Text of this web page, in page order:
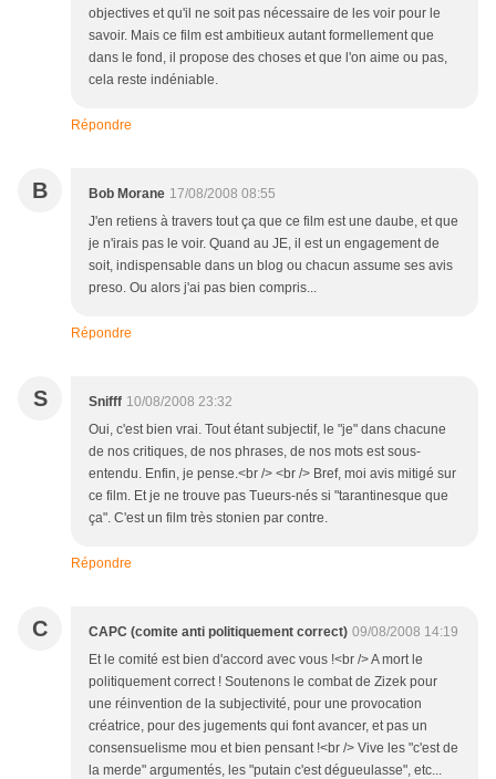
objectives et qu'il ne soit pas nécessaire de les voir pour le
savoir. Mais ce film est ambitieux autant formellement que
dans le fond, il propose des choses et que l'on aime ou pas,
cela reste indéniable.
Répondre
B Bob Morane 17/08/2008 08:55
J'en retiens à travers tout ça que ce film est une daube, et que
je n'irais pas le voir. Quand au JE, il est un engagement de
soit, indispensable dans un blog ou chacun assume ses avis
preso. Ou alors j'ai pas bien compris...
Répondre
S Snifff 10/08/2008 23:32
Oui, c'est bien vrai. Tout étant subjectif, le "je" dans chacune
de nos critiques, de nos phrases, de nos mots est sous-
entendu. Enfin, je pense.<br /> <br /> Bref, moi avis mitigé sur
ce film. Et je ne trouve pas Tueurs-nés si "tarantinesque que
ça". C'est un film très stonien par contre.
Répondre
C CAPC (comite anti politiquement correct) 09/08/2008 14:19
Et le comité est bien d'accord avec vous !<br /> A mort le
politiquement correct ! Soutenons le combat de Zizek pour
une réinvention de la subjectivité, pour une provocation
créatrice, pour des jugements qui font avancer, et pas un
consensuelisme mou et bien pensant !<br /> Vive les "c'est de
la merde" argumentés, les "putain c'est dégueulasse", etc...